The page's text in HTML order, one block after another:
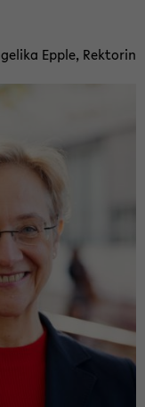
Epple, Rek­to­rin